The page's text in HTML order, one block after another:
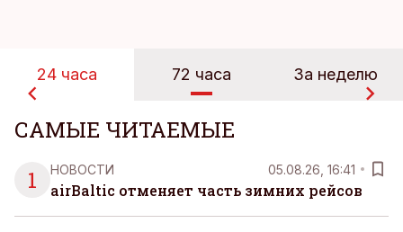
24 часа 72 часа За неделю
САМЫЕ ЧИТАЕМЫЕ
1
НОВОСТИ 05.08.26, 16:41
airBaltic отменяет часть зимних рейсов